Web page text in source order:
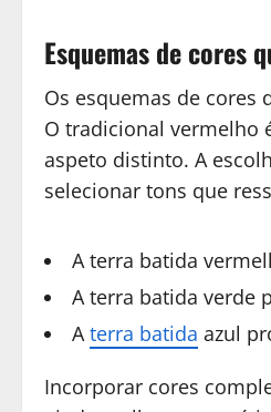
Esquemas de cores
Os esquemas de
O tradicional vermelho
aspeto distinto. A
selecionar tons que
A terra batida
A terra batida verde
Aterra batida azul
Incorporar cores